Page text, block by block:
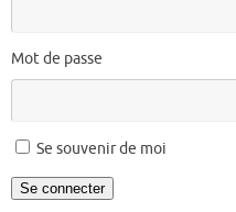
Mot de passe
Se souvenir de moi
Se connecter